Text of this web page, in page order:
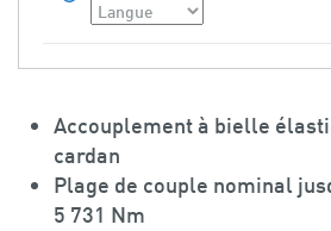
Accouplement à bielle
cardan
Plage de couple nominal
5 731 Nm